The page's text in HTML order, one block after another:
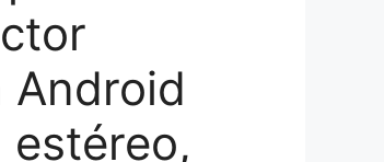
Android
estéreo,